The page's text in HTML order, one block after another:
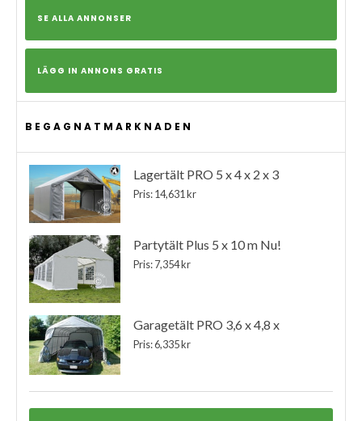
SE ALLA ANNONSER
LÄGG IN ANNONS GRATIS
BEGAGNATMARKNADEN
Lagertält PRO 5 x 4 x 2 x 3
Pris: 14,631 kr
Partytält Plus 5 x 10 m Nu!
Pris: 7,354 kr
Garagetält PRO 3,6 x 4,8 x
Pris: 6,335 kr